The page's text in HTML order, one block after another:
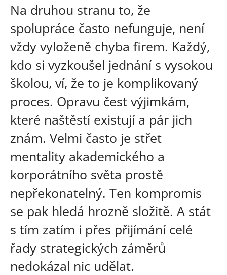
Na druhou stranu to, že
spolupráce často nefunguje, není
vždy vyloženě chyba firem. Každý,
kdo si vyzkoušel jednání s vysokou
školou, ví, že to je komplikovaný
proces. Opravu čest výjimkám,
které naštěstí existují a pár jich
znám. Velmi často je střet
mentality akademického a
korporátního světa prostě
nepřekonatelný. Ten kompromis
se pak hledá hrozně složitě. A stát
s tím zatím i přes přijímání celé
řady strategických záměrů
nedokázal nic udělat.